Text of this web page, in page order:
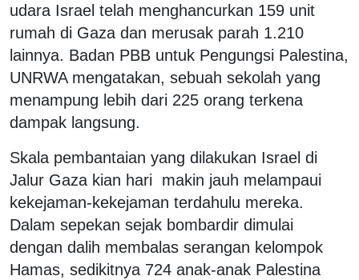
udara Israel telah menghancurkan 159 unit
rumah di Gaza dan merusak parah 1.210
lainnya. Badan PBB untuk Pengungsi Palestina,
UNRWA mengatakan, sebuah sekolah yang
menampung lebih dari 225 orang terkena
dampak langsung.
Skala pembantaian yang dilakukan Israel di
Jalur Gaza kian hari makin jauh melampaui
kekejaman-kekejaman terdahulu mereka.
Dalam sepekan sejak bombardir dimulai
dengan dalih membalas serangan kelompok
Hamas, sedikitnya 724 anak-anak Palestina